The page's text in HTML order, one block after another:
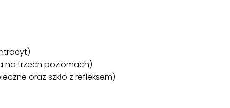
na trzech poziomach)
oraz szkło z refleksem)